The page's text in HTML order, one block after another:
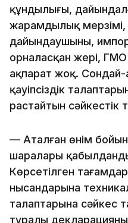
құндылығы,
жарамдылық
дайындаушының,
орналасқан жері, ГМО
ақпарат жоқ. Сондай-
қауіпсіздік
растайтын
— Аталған өнім
шаралары
Көрсетілген
нысандарына
талаптарына сәйкес
туралы